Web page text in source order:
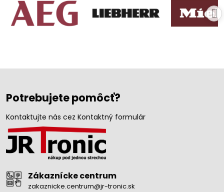
Potrebujete pomôcť?
Kontaktujte nás cez Kontaktný formulár
Zákaznícke centrum
zakaznicke.centrum@jr-tronic.sk